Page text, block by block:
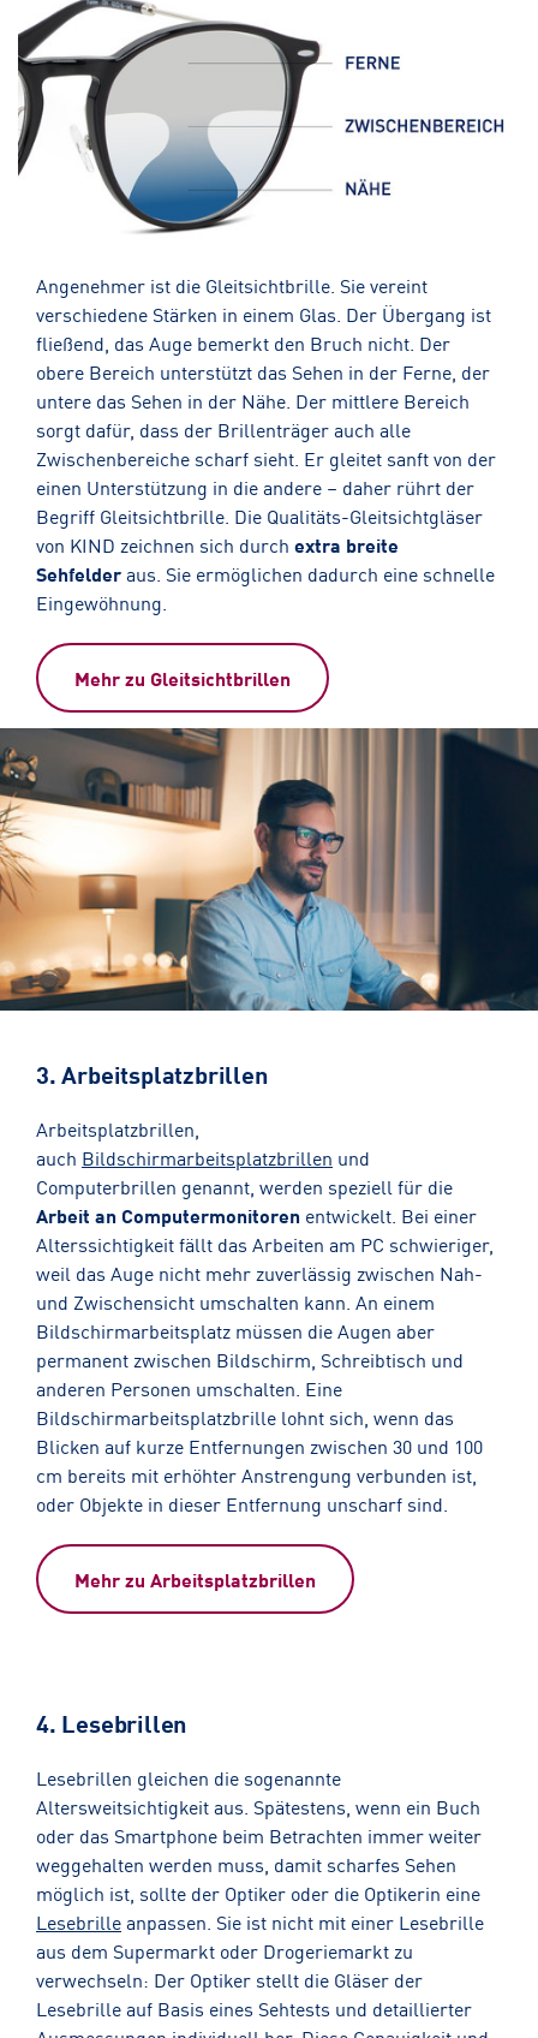
Angenehmer ist die Gleitsichtbrille. Sie vereint
verschiedene Stärken in einem Glas. Der Übergang ist
fließend, das Auge bemerkt den Bruch nicht. Der
obere Bereich unterstützt das Sehen in der Ferne, der
untere das Sehen in der Nähe. Der mittlere Bereich
sorgt dafür, dass der Brillenträger auch alle
Zwischenbereiche scharf sieht. Er gleitet sanft von der
einen Unterstützung in die andere – daher rührt der
Begriff Gleitsichtbrille. Die Qualitäts-Gleitsichtgläser
von KIND zeichnen sich durch extra breite
Sehfelderaus. Sie ermöglichen dadurch eine schnelle
Eingewöhnung.
Mehr zu Gleitsichtbrillen
3. Arbeitsplatzbrillen
Arbeitsplatzbrillen,
auch Bildschirmarbeitsplatzbrillen und
Computerbrillen genannt, werden speziell für die
Arbeit an Computermonitoren entwickelt. Bei einer
Alterssichtigkeit fällt das Arbeiten am PC schwieriger,
weil das Auge nicht mehr zuverlässig zwischen Nah-
und Zwischensicht umschalten kann. An einem
Bildschirmarbeitsplatz müssen die Augen aber
permanent zwischen Bildschirm, Schreibtisch und
anderen Personen umschalten. Eine
Bildschirmarbeitsplatzbrille lohnt sich, wenn das
Blicken auf kurze Entfernungen zwischen 30 und 100
cm bereits mit erhöhter Anstrengung verbunden ist,
oder Objekte in dieser Entfernung unscharf sind.
Mehr zu Arbeitsplatzbrillen
4. Lesebrillen
Lesebrillen gleichen die sogenannte
Altersweitsichtigkeit aus. Spätestens, wenn ein Buch
oder das Smartphone beim Betrachten immer weiter
weggehalten werden muss, damit scharfes Sehen
möglich ist, sollte der Optiker oder die Optikerin eine
Lesebrilleanpassen. Sie ist nicht mit einer Lesebrille
aus dem Supermarkt oder Drogeriemarkt zu
verwechseln: Der Optiker stellt die Gläser der
Lesebrille auf Basis eines Sehtests und detaillierter